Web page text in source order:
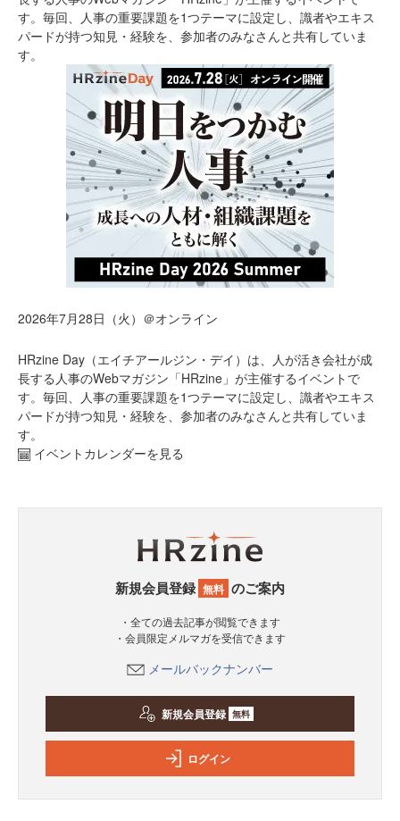
す。毎回、人事の重要課題を1つテーマに設定し、識者やエキス
パードが持つ知見・経験を、参加者のみなさんと共有していま
す。
2026年7月28日（火）＠オンライン
HRzine Day（エイチアールジン・デイ）は、人が活き会社が成
長する人事のWebマガジン「HRzine」が主催するイベントで
す。毎回、人事の重要課題を1つテーマに設定し、識者やエキス
パードが持つ知見・経験を、参加者のみなさんと共有していま
す。
イベントカレンダーを見る
新規会員登録 無料 のご案内
・全ての過去記事が閲覧できます
・会員限定メルマガを受信できます
メールバックナンバー
新規会員登録 無料
ログイン